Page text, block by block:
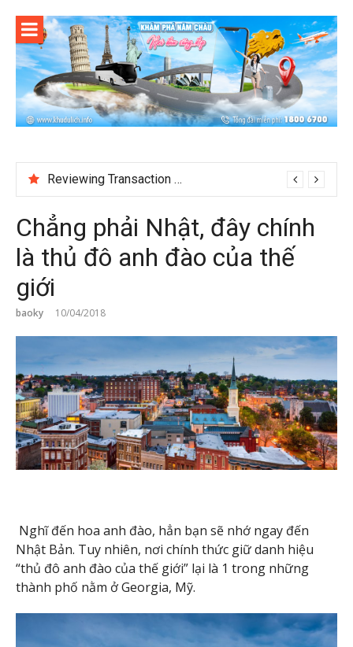
content
Reviewing Transaction History at BetNinja UK
Chẳng phải Nhật, đây chính
là thủ đô anh đào của thế
giới
baoky 10/04/2018
Nghĩ đến hoa anh đào, hẳn bạn sẽ nhớ ngay đến
Nhật Bản. Tuy nhiên, nơi chính thức giữ danh hiệu
“thủ đô anh đào của thế giới” lại là 1 trong những
thành phố nằm ở Georgia, Mỹ.